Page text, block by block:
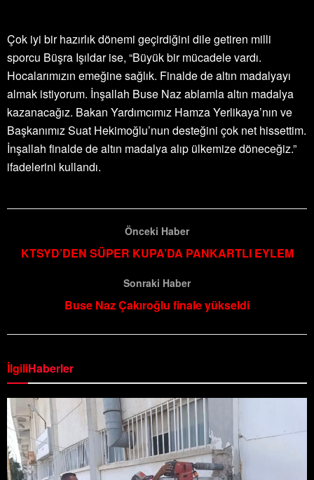
Çok iyi bir hazırlık dönemi geçirdiğini dile getiren milli
sporcu Büşra Işıldar ise, “Büyük bir mücadele vardı.
Hocalarımızın emeğine sağlık. Finalde de altın madalyayı
almak istiyorum. İnşallah Buse Naz ablamla altın madalya
kazanacağız. Bakan Yardımcımız Hamza Yerlikaya’nın ve
Başkanımız Suat Hekimoğlu’nun desteğini çok net hissettim.
İnşallah finalde de altın madalya alıp ülkemize döneceğiz.”
ifadelerini kullandı.
Önceki Haber
KTSYD’DEN SÜPER KUPA’DA PANKARTLI EYLEM
Sonraki Haber
Buse Naz Çakıroğlu finale yükseldi
İlgiliHaberler